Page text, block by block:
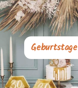
Geburtstage